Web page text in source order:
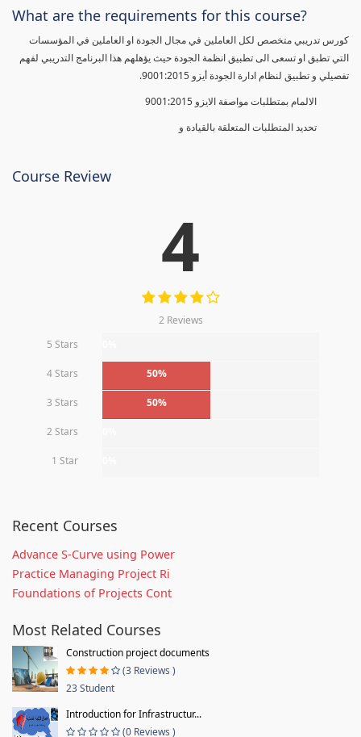
What are the requirements for this course?
كورس تدريبي متخصص لكل العاملين في مجال الجودة او العاملين في المؤسسات
التي تطبق او تسعى الى تطبيق انظمة الجودة حيث يؤهلهم هذا البرنامج التدريبي لفهم
تفصيلي و تطبيق لنظام ادارة الجودة أيزو 9001:2015.
الالمام بمتطلبات مواصفة الايزو 9001:2015
تحديد المتطلبات المتعلقة بالقيادة و
Course Review
4
2 Reviews
5 Stars
4 Stars 50%
3 Stars 50%
2 Stars
1 Star
Recent Courses
Advance S-Curve using Power
Practice Managing Project Ri
Foundations of Projects Cont
Most Related Courses
Construction project documents
(3 Reviews )
23 Student
Introduction for Infrastructur...
(0 Reviews )